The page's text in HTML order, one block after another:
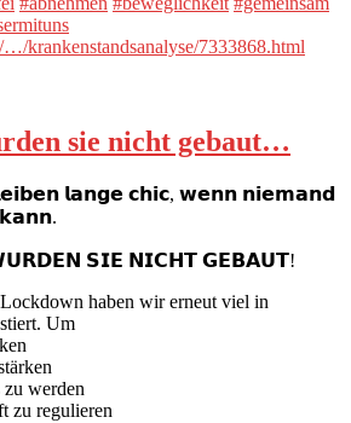
krankenstandsanalyse/7333868.html
sie nicht gebaut…
𝗹𝗮𝗻𝗴𝗲 𝗰𝗵𝗶𝗰, 𝘄𝗲𝗻𝗻 𝗻𝗶𝗲𝗺𝗮𝗻𝗱
𝗦𝗜𝗘 𝗡𝗜𝗖𝗛𝗧 𝗚𝗘𝗕𝗔𝗨𝗧!
haben wir erneut viel in
Um
zu werden
zu regulieren